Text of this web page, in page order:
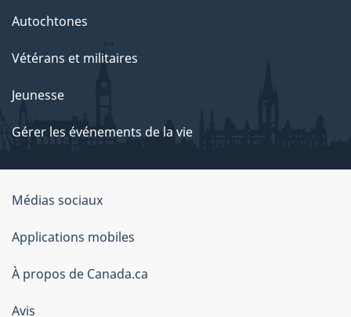
Autochtones
Vétérans et militaires
Jeunesse
Gérer les événements de la vie
Organisation
du
gouvernement
du
Canada
Médias sociaux
Applications mobiles
À propos de Canada.ca
Avis